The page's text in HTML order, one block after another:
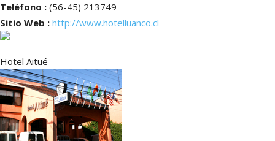
Teléfono : (56-45) 213749
Sitio Web : http://www.hotelluanco.cl
Hotel Aitué